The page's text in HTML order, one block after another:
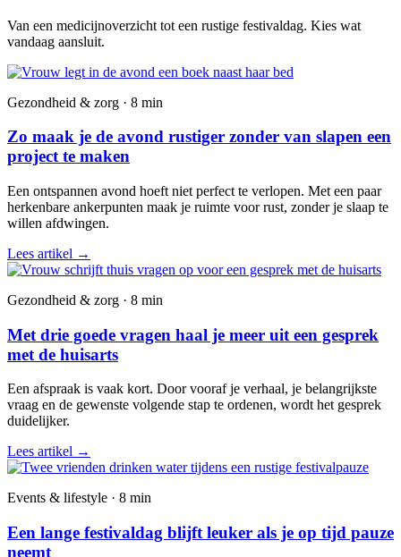
Van een medicijnoverzicht tot een rustige festivaldag. Kies wat
vandaag aansluit.
Gezondheid & zorg · 8 min
Zo maak je de avond rustiger zonder van slapen een
project te maken
Een ontspannen avond hoeft niet perfect te verlopen. Met een paar
herkenbare ankerpunten maak je ruimte voor rust, zonder je slaap te
willen afdwingen.
Lees artikel →
Gezondheid & zorg · 8 min
Met drie goede vragen haal je meer uit een gesprek
met de huisarts
Een afspraak is vaak kort. Door vooraf je verhaal, je belangrijkste
vraag en de gewenste volgende stap te ordenen, wordt het gesprek
duidelijker.
Lees artikel →
Events & lifestyle · 8 min
Een lange festivaldag blijft leuker als je op tijd pauze
neemt